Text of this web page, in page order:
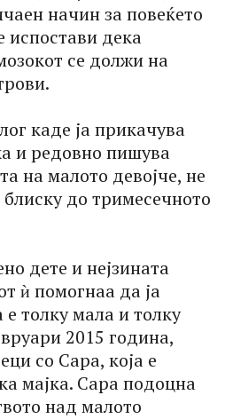
начин за повеќето
испостави дека
се должи на
каде ја прикачува
и редовно пишува
на малото девојче, не
до тримесечното
дете и нејзината
ѝ помогнаа да ја
толку мала и толку
2015 година,
со Сара, која е
мајка. Сара подоцна
над малото